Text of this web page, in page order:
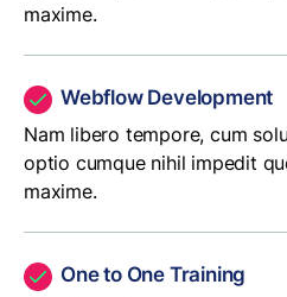
maxime.
Webflow Development
Nam libero tempore, cum
optio cumque nihil impedit
maxime.
One to One Training